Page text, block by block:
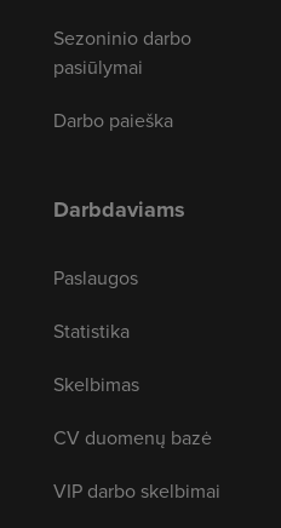
Sezoninio darbo
pasiūlymai
Darbo paieška
Darbdaviams
Paslaugos
Statistika
Skelbimas
CV duomenų bazė
VIP darbo skelbimai